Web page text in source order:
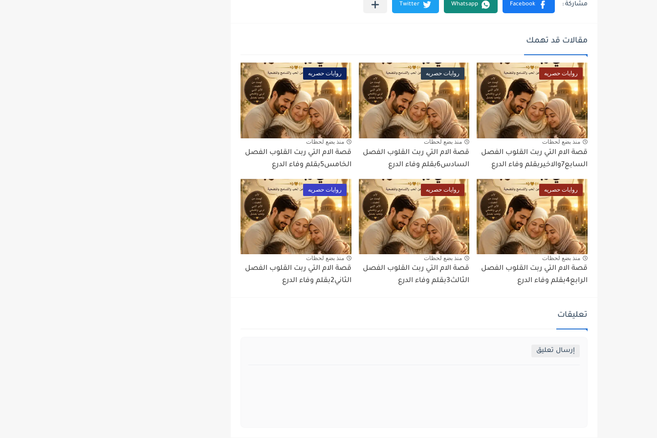
مقالات قد تهمك
روايات حصريه
منذ بضع لحظات
قصة الام التي ربت القلوب الفصل
السابع7والاخيربقلم وفاء الدرع
روايات حصريه
منذ بضع لحظات
قصة الام التي ربت القلوب الفصل
السادس6بقلم وفاء الدرع
روايات حصريه
منذ بضع لحظات
قصة الام التي ربت القلوب الفصل
الخامس5بقلم وفاء الدرع
روايات حصريه
منذ بضع لحظات
قصة الام التي ربت القلوب الفصل
الرابع4بقلم وفاء الدرع
روايات حصريه
منذ بضع لحظات
قصة الام التي ربت القلوب الفصل
الثالث3بقلم وفاء الدرع
روايات حصريه
منذ بضع لحظات
قصة الام التي ربت القلوب الفصل
الثاني2بقلم وفاء الدرع
تعليقات
إرسال تعليق